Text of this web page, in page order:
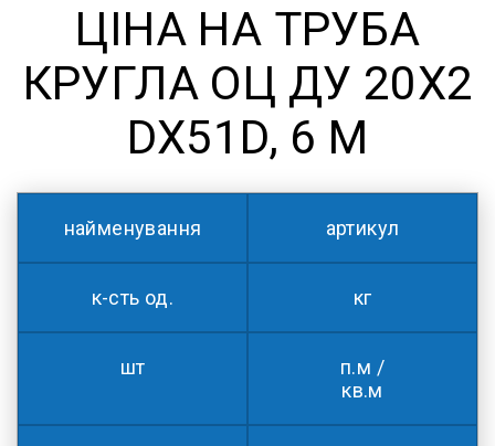
ЦІНА НА ТРУБА
КРУГЛА ОЦ ДУ 20X2
DX51D, 6 М
найменування артикул
к-сть од. кг
шт
п.м /
кв.м